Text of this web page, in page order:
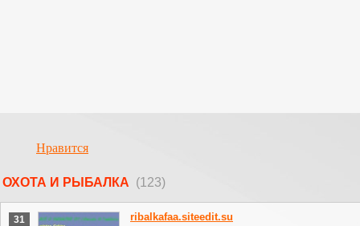
Нравится
ОХОТА И РЫБАЛКА (123)
31
ribalkafaa.siteedit.su